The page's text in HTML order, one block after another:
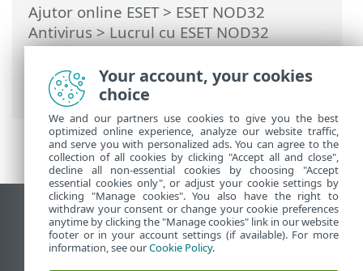
Ajutor online ESET> ESET NOD32
Antivirus>Lucrul cu ESET NOD32
Antivirus>Contul ESET HOME>
Conectați-vă la ESET HOME> Conectați-vă
la ESET HOME
Vizualizare site pentru desktop
End of Life
Baza de cunoștințe ESET
Your account, your cookies
choice
We and our partners use cookies to give you the best
optimized online experience, analyze our website traffic,
and serve you with personalized ads. You can agree to the
collection of all cookies by clicking "Accept all and close",
decline all non-essential cookies by choosing "Accept
essential cookies only", or adjust your cookie settings by
clicking "Manage cookies". You also have the right to
withdraw your consent or change your cookie preferences
anytime by clicking the "Manage cookies" link in our website
footer or in your account settings (if available). For more
information, see ourCookie Policy.